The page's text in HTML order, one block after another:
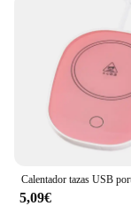
5,09€